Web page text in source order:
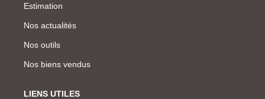
Estimation
Nos actualités
Nos outils
Nos biens vendus
LIENS UTILES